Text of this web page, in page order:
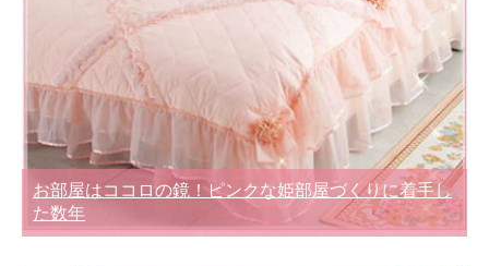
お部屋はココロの鏡！ピンクな姫部屋づくりに着手し
た数年